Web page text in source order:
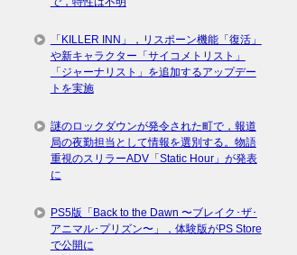
「KILLER INN」，リスポーン機能「復活」
や新キャラクター「サイコメトリスト」
「ジャーナリスト」を追加するアップデー
トを実施
謎のロックダウンが発令された町で，報道
局の夜勤担当として情報を選別する。物語
重視のスリラーADV「Static Hour」が発表
に
PS5版「Back to the Dawn 〜ブレイク･ザ･
アニマル･プリズン〜」，体験版がPS Store
で公開に